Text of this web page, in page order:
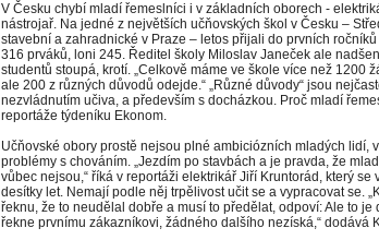
V Česku chybí mladí řemeslníci i v základních oborech -
nástrojař. Na jedné z největších učňovských škol v Česku –
stavební a zahradnické v Praze – letos přijali do prvních
316 prváků, loni 245. Ředitel školy Miloslav Janeček ale
studentů stoupá, krotí. „Celkově máme ve škole více než 1200
ale 200 z různých důvodů odejde.“ „Různé důvody“ jsou
nezvládnutím učiva, a především s docházkou. Proč mladí
reportáže týdeníku Ekonom.
Učňovské obory prostě nejsou plné ambiciózních mladých lidí,
problémy s chováním. „Jezdím po stavbách a je pravda, že
vůbec nejsou,“ říká v reportáži elektrikář Jiří Kruntorád, který se
desítky let. Nemají podle něj trpělivost učit se a vypracovat se.
řeknu, že to neudělal dobře a musí to předělat, odpoví: Ale to je
řekne prvnímu zákazníkovi, žádného dalšího nezíská,“ dodává